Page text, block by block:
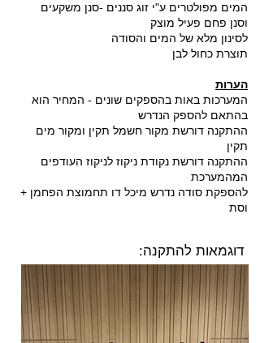
המים מפולטרים ע"י זוג סננים -סנן משקעים
וסנן פחם פעיל מוצק
לסינון מלא של המים והסודה
תוצרת כחול לבן
הערות
המערכות באות בהספקים שונים - המחיר הוא
בהתאם להספק הנדרש
תקין
ההתקנה דורשת נקודת ניקוז לניקוז העודפים
המהמערכת
להספקת סודה נדרש מיכל דו תחמוצת הפחמן +
וסת
:דוגמאות להתקנה